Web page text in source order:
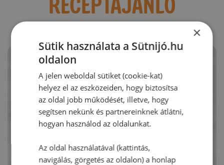
×
Sütik használata a Sütnijó.hu
oldalon
A jelen weboldal sütiket (cookie-kat)
helyez el az eszközeiden, hogy biztosítsa
az oldal jobb működését, illetve, hogy
segítsen nekünk és partnereinknek átlátni,
hogyan használod az oldalunkat.
Az oldal használatával (kattintás,
navigálás, görgetés az oldalon) a honlap